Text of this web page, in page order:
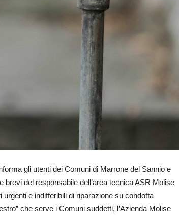
gli utenti dei Comuni di Marrone del Sannio e
del responsabile dell’area tecnica ASR Molise
e indifferibili di riparazione su condotta
che serve i Comuni suddetti, l’Azienda Molise